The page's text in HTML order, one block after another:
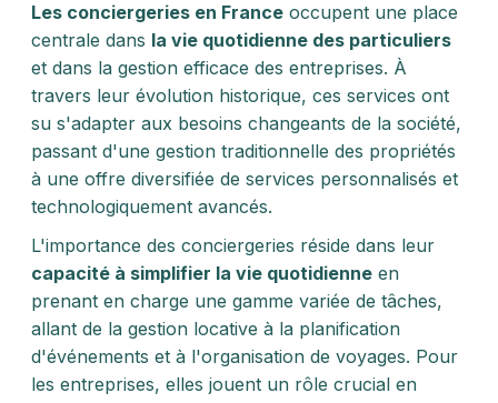
Les conciergeries en France occupent une place
centrale dans la vie quotidienne des particuliers
et dans la gestion efficace des entreprises. À
travers leur évolution historique, ces services ont
su s'adapter aux besoins changeants de la société,
passant d'une gestion traditionnelle des propriétés
à une offre diversifiée de services personnalisés et
technologiquement avancés.
L'importance des conciergeries réside dans leur
capacité à simplifier la vie quotidienne en
prenant en charge une gamme variée de tâches,
allant de la gestion locative à la planification
d'événements et à l'organisation de voyages. Pour
les entreprises, elles jouent un rôle crucial en